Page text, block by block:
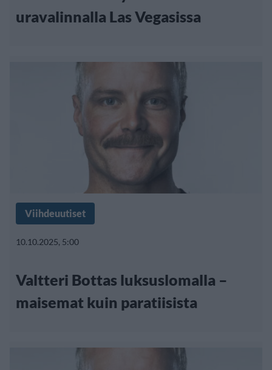
uravalinnalla Las Vegasissa
Viihdeuutiset
10.10.2025, 5:00
Valtteri Bottas luksuslomalla –
maisemat kuin paratiisista